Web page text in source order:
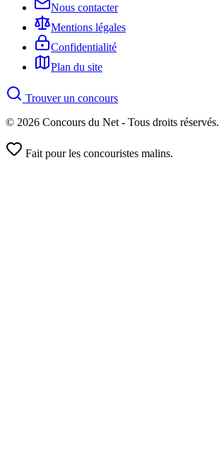
Nous contacter
Mentions légales
Confidentialité
Plan du site
Trouver un concours
© 2026 Concours du Net - Tous droits réservés.
Fait pour les concouristes malins.